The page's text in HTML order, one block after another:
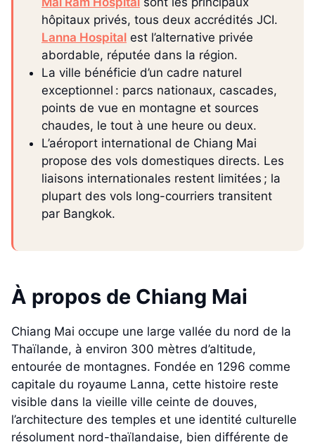
hôpitaux privés, tous deux accrédités JCI.
Lanna Hospital est l’alternative privée
abordable, réputée dans la région.
La ville bénéficie d’un cadre naturel
exceptionnel : parcs nationaux, cascades,
points de vue en montagne et sources
chaudes, le tout à une heure ou deux.
L’aéroport international de Chiang Mai
propose des vols domestiques directs. Les
liaisons internationales restent limitées ; la
plupart des vols long-courriers transitent
par Bangkok.
À propos de Chiang Mai
Chiang Mai occupe une large vallée du nord de la
Thaïlande, à environ 300 mètres d’altitude,
entourée de montagnes. Fondée en 1296 comme
capitale du royaume Lanna, cette histoire reste
visible dans la vieille ville ceinte de douves,
l’architecture des temples et une identité culturelle
résolument nord-thaïlandaise, bien différente de